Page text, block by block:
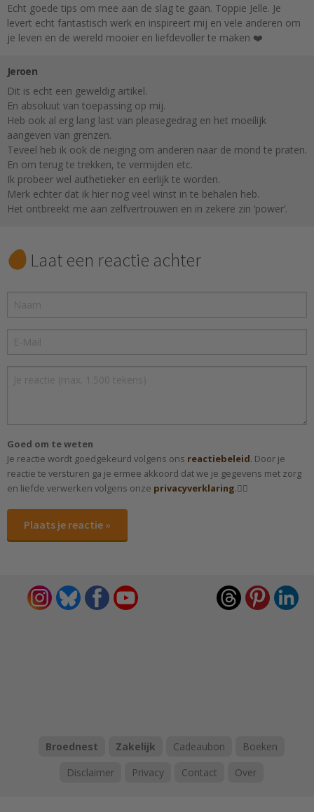
Echt goede tips om mee aan de slag te gaan. Toppie Jelle. Je
levert echt fantastisch werk en inspireert mij en vele anderen om
je leven en de wereld mooier en liefdevoller te maken ❤️
Jeroen
Dit is echt een geweldig artikel.
En absoluut van toepassing op mij.
Heb ook al erg lang last van pleasegedrag en het moeilijk
aangeven van grenzen.
Teveel heb ik ook de neiging om anderen naar de mond te praten.
En om terug te trekken, te vermijden etc.
Ik probeer wel authetieker en eerlijk te worden.
Merk echter dat ik hier nog veel winst in te behalen heb.
Het ontbreekt me aan zelfvertrouwen en in zekere zin ‘power’.
Laat een reactie achter
Goed om te weten
Je reactie wordt goedgekeurd volgens ons reactiebeleid. Door je
reactie te versturen ga je ermee akkoord dat we je gegevens met zorg
en liefde verwerken volgens onze privacyverklaring.✌🏻
Plaats je reactie »
Broednest Zakelijk Cadeaubon
Boeken
Disclaimer
Privacy Contact Over